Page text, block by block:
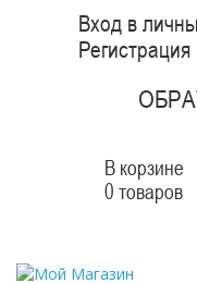
Вход в
Регистрация
В корзине
0 товаров